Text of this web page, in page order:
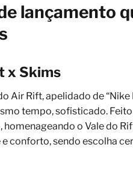
lançamento
x Skims
Air Rift, apelidado de
tempo, sofisticado.
o Vale do
conforto, sendo escolha